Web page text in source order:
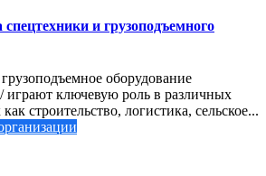
и грузоподъемного
оборудование
играют ключевую роль в различных
строительство, логистика, сельское...